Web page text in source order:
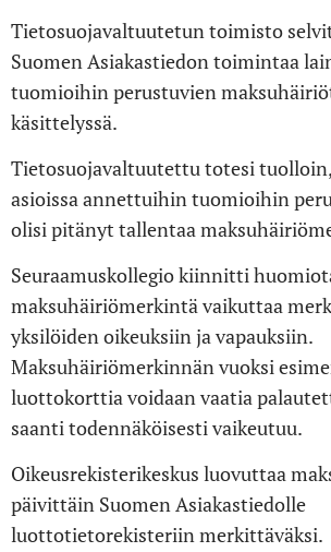
Tietosuojavaltuutetun toimisto
Suomen Asiakastiedon toimintaa
tuomioihin perustuvien
käsittelyssä.
Tietosuojavaltuutettu totesi
asioissa annettuihin tuomioihin
olisi pitänyt tallentaa
Seuraamuskollegio kiinnitti
maksuhäiriömerkintä vaikuttaa
yksilöiden oikeuksiin ja vapauksiin.
Maksuhäiriömerkinnän vuoksi
luottokorttia voidaan vaatia
saanti todennäköisesti vaikeutuu.
Oikeusrekisterikeskus luovuttaa
päivittäin Suomen Asiakastiedolle
luottotietorekisteriin merkittäväksi.